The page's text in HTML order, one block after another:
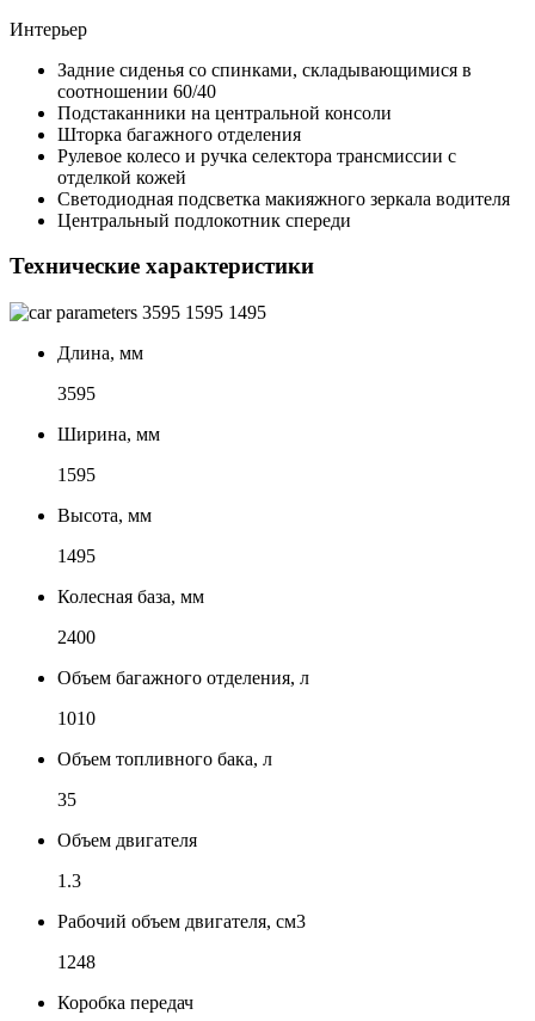
Интерьер
Задние сиденья со спинками, складывающимися в
соотношении 60/40
Подстаканники на центральной консоли
Шторка багажного отделения
Рулевое колесо и ручка селектора трансмиссии с
отделкой кожей
Светодиодная подсветка макияжного зеркала водителя
Центральный подлокотник спереди
Технические характеристики
3595 1595 1495
Длина, мм
3595
Ширина, мм
1595
Высота, мм
1495
Колесная база, мм
2400
Объем багажного отделения, л
1010
Объем топливного бака, л
35
Объем двигателя
1.3
Рабочий объем двигателя, см3
1248
Коробка передач